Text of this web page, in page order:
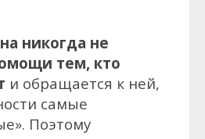
никогда не
тем, кто
и обращается к ней,
самые
Поэтому